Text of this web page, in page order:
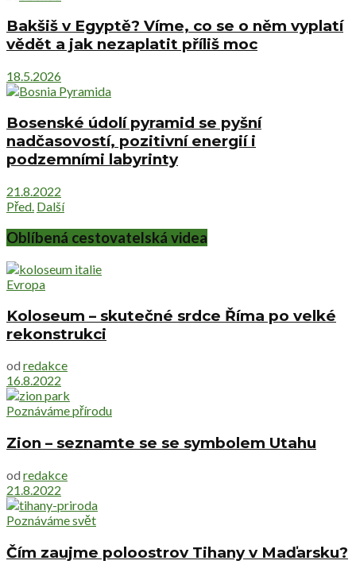
Bakšiš v Egyptě? Víme, co se o něm vyplatí
vědět a jak nezaplatit příliš moc
18.5.2026
Bosenské údolí pyramid se pyšní
nadčasovostí, pozitivní energií i
podzemními labyrinty
21.8.2022
Před. Další
Oblíbená cestovatelská videa
Evropa
Koloseum – skutečné srdce Říma po velké
rekonstrukci
od redakce
16.8.2022
Poznáváme přírodu
Zion – seznamte se se symbolem Utahu
od redakce
21.8.2022
Poznáváme svět
Čím zaujme poloostrov Tihany v Maďarsku?